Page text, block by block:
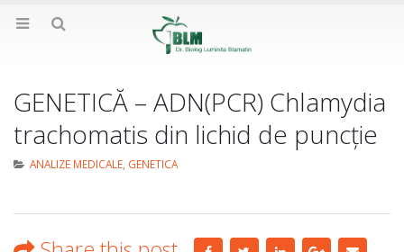
GENETICĂ – ADN(PCR) Chlamydia
trachomatis din lichid de puncție
ANALIZE MEDICALE, GENETICA